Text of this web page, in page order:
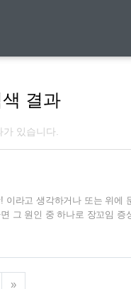
색 결과
있습니다.
이라고 생각하거나 또는 위에
그 원인 중 하나로 장꼬임 증
인지, 장염전, 장폐색이라는
으로 나타나는 병명에는 장염
가 배가 심하게 아플 때 장이
입니..
»